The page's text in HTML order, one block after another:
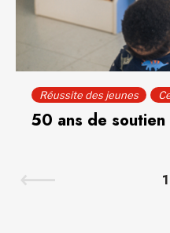
Réussite des jeunes
50 ans de soutien
1